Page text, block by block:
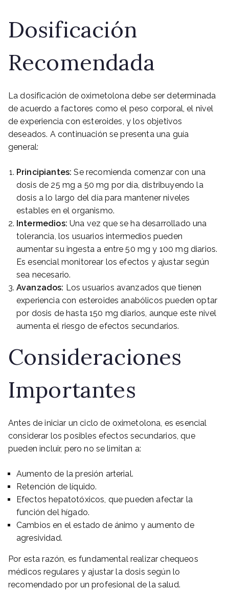
Dosificación
Recomendada
La dosificación de oximetolona debe ser determinada
de acuerdo a factores como el peso corporal, el nivel
de experiencia con esteroides, y los objetivos
deseados. A continuación se presenta una guía
general:
Principiantes: Se recomienda comenzar con una
dosis de 25 mg a 50 mg por día, distribuyendo la
dosis a lo largo del día para mantener niveles
estables en el organismo.
Intermedios: Una vez que se ha desarrollado una
tolerancia, los usuarios intermedios pueden
aumentar su ingesta a entre 50 mg y 100 mg diarios.
Es esencial monitorear los efectos y ajustar según
sea necesario.
Avanzados: Los usuarios avanzados que tienen
experiencia con esteroides anabólicos pueden optar
por dosis de hasta 150 mg diarios, aunque este nivel
aumenta el riesgo de efectos secundarios.
Consideraciones
Importantes
Antes de iniciar un ciclo de oximetolona, es esencial
considerar los posibles efectos secundarios, que
pueden incluir, pero no se limitan a:
Aumento de la presión arterial.
Retención de líquido.
Efectos hepatotóxicos, que pueden afectar la
función del hígado.
Cambios en el estado de ánimo y aumento de
agresividad.
Por esta razón, es fundamental realizar chequeos
médicos regulares y ajustar la dosis según lo
recomendado por un profesional de la salud.